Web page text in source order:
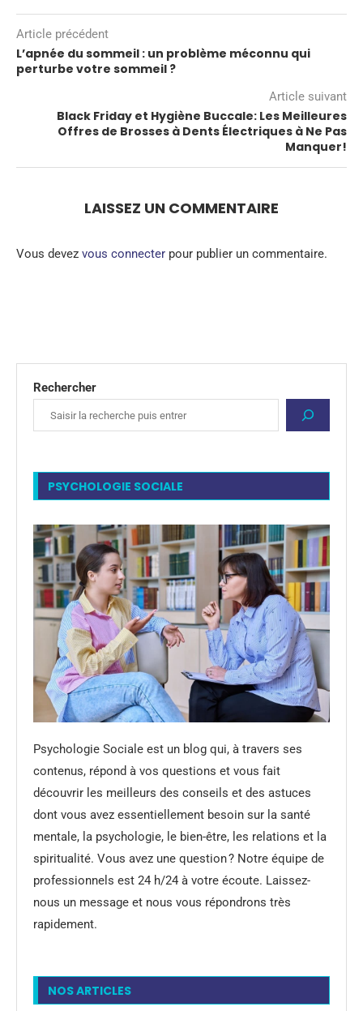
Article précédent
L’apnée du sommeil : un problème méconnu qui
perturbe votre sommeil ?
Article suivant
Black Friday et Hygiène Buccale: Les Meilleures
Offres de Brosses à Dents Électriques à Ne Pas
Manquer!
LAISSEZ UN COMMENTAIRE
Vous devez vous connecter pour publier un commentaire.
Rechercher
PSYCHOLOGIE SOCIALE
Psychologie Sociale est un blog qui, à travers ses
contenus, répond à vos questions et vous fait
découvrir les meilleurs des conseils et des astuces
dont vous avez essentiellement besoin sur la santé
mentale, la psychologie, le bien-être, les relations et la
spiritualité. Vous avez une question ? Notre équipe de
professionnels est 24 h/24 à votre écoute. Laissez-
nous un message et nous vous répondrons très
rapidement.
NOS ARTICLES